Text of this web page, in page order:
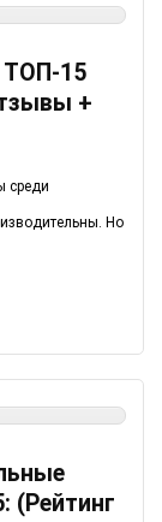
ТОП-15
+
среди
Но
(Рейтинг